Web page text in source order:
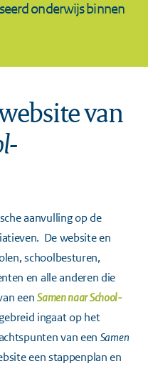
onderwijs binnen
van
-
aanvulling op de
. De website en
schoolbesturen,
en alle anderen die
eenSamen naar School-
ingaat op het
van een Samen
een stappenplan en